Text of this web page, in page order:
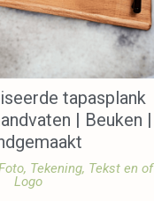
tapasplank
| Beuken |
Tekening, Tekst en of
Logo